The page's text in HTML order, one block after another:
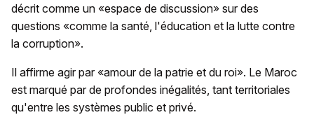
décrit comme un «espace de discussion» sur des
questions «comme la santé, l'éducation et la lutte contre
la corruption».
Il affirme agir par «amour de la patrie et du roi». Le Maroc
est marqué par de profondes inégalités, tant territoriales
qu'entre les systèmes public et privé.